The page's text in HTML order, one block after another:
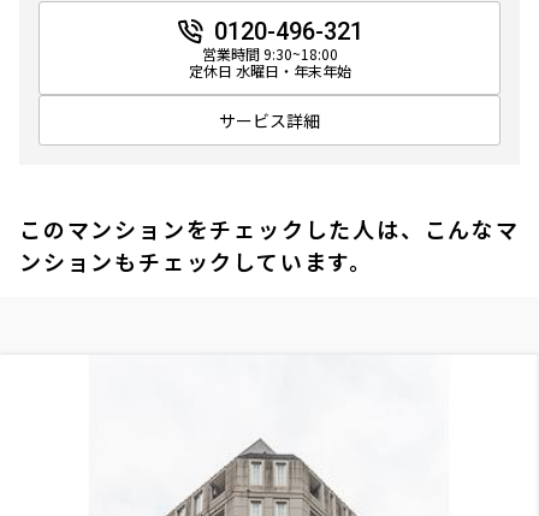
0120-496-321
営業時間 9:30~18:00
定休日 水曜日・年末年始
サービス詳細
このマンションをチェックした人は、こんなマ
ンションもチェックしています。